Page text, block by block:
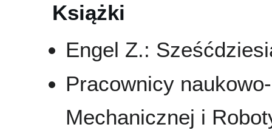
Książki
Engel Z.:
Pracownicy
Mechanicznej i